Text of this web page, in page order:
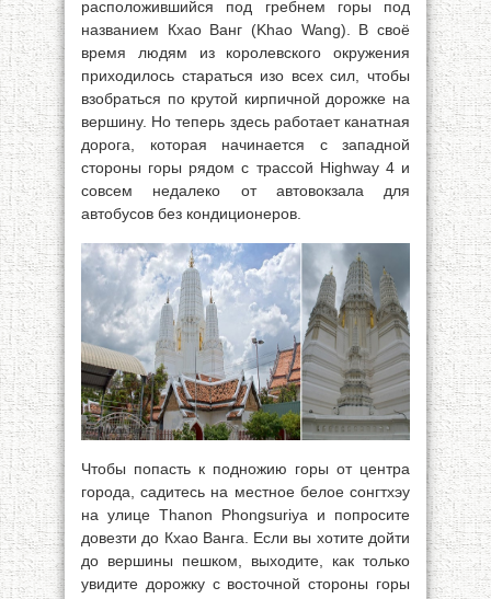
расположившийся под гребнем горы под
названием Кхао Ванг (Khao Wang). В своё
время людям из королевского окружения
приходилось стараться изо всех сил, чтобы
взобраться по крутой кирпичной дорожке на
вершину. Но теперь здесь работает канатная
дорога, которая начинается с западной
стороны горы рядом с трассой Highway 4 и
совсем недалеко от автовокзала для
автобусов без кондиционеров.
Чтобы попасть к подножию горы от центра
города, садитесь на местное белое сонгтхэу
на улице Thanon Phongsuriya и попросите
довезти до Кхао Ванга. Если вы хотите дойти
до вершины пешком, выходите, как только
увидите дорожку с восточной стороны горы